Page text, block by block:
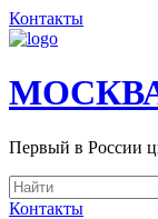
Контакты
Первый в России
Контакты